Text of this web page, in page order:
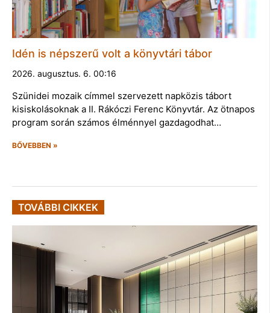
Idén is népszerű volt a könyvtári tábor
2026. augusztus. 6. 00:16
Szünidei mozaik címmel szervezett napközis tábort
kisiskolásoknak a II. Rákóczi Ferenc Könyvtár. Az ötnapos
program során számos élménnyel gazdagodhat…
BŐVEBBEN »
TOVÁBBI CIKKEK